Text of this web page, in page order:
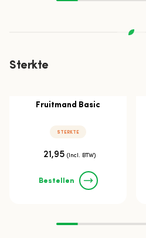
Sterkte
Fruitmand Basic
STERKTE
21,95 (Incl. BTW)
Bestellen